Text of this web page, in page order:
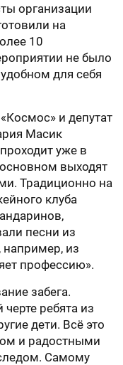
организации
на
10
не было
для себя
и депутат
Масик
уже в
выходят
Традиционно на
клуба
песни из
например, из
профессию».
забега.
ребята из
дети. Всё это
и радостными
Самому